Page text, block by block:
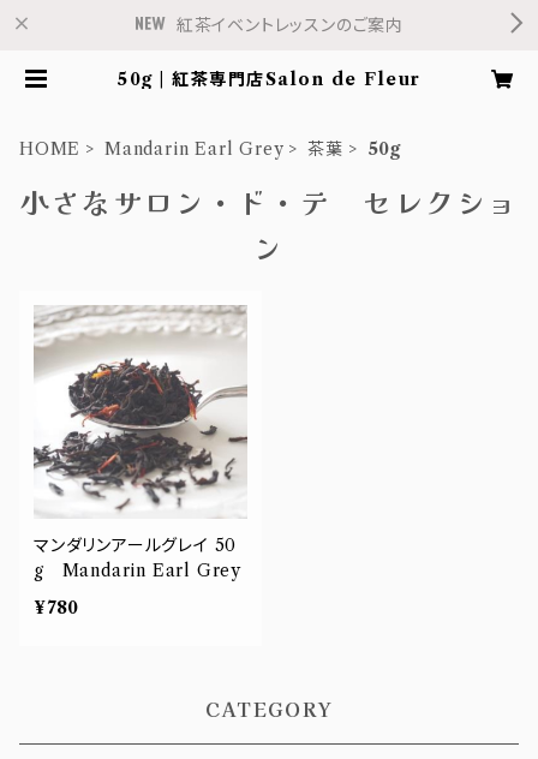
紅茶イベントレッスンのご案内
50g | 紅茶専門店Salon de Fleur
HOME Mandarin Earl Grey 茶葉 50g
小さなサロン・ド・テ セレクショ
ン
マンダリンアールグレイ 50
g Mandarin Earl Grey
¥780
CATEGORY